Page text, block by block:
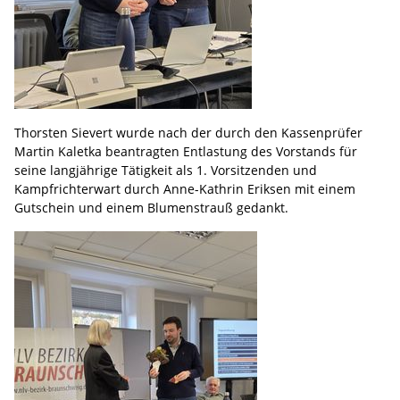
Thorsten Sievert wurde nach der durch den Kassenprüfer
Martin Kaletka beantragten Entlastung des Vorstands für
seine langjährige Tätigkeit als 1. Vorsitzenden und
Kampfrichterwart durch Anne-Kathrin Eriksen mit einem
Gutschein und einem Blumenstrauß gedankt.